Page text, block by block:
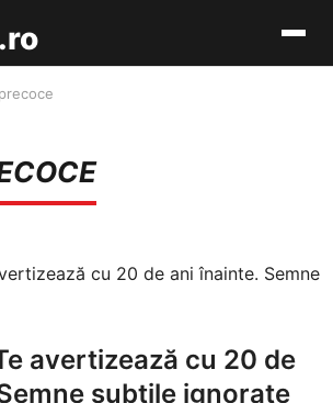
avertizează cu 20 de
subtile ignorate